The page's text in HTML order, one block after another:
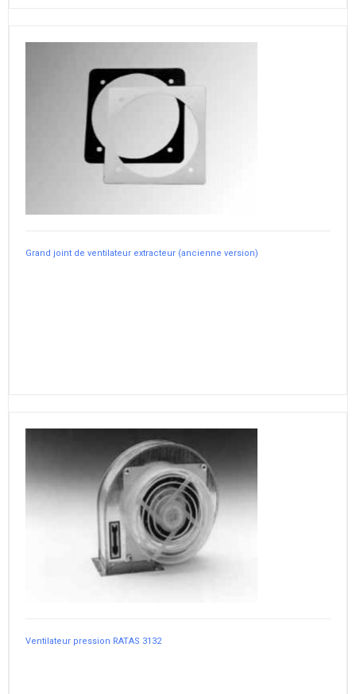
Grand joint de ventilateur extracteur (ancienne version)
Ventilateur pression RATAS 3132